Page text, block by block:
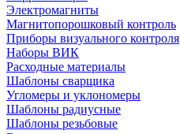
Электромагниты
Магнитопорошковый контроль
Приборы визуального контроля
Наборы ВИК
Расходные материалы
Шаблоны сварщика
Угломеры и уклономеры
Шаблоны радиусные
Шаблоны резьбовые